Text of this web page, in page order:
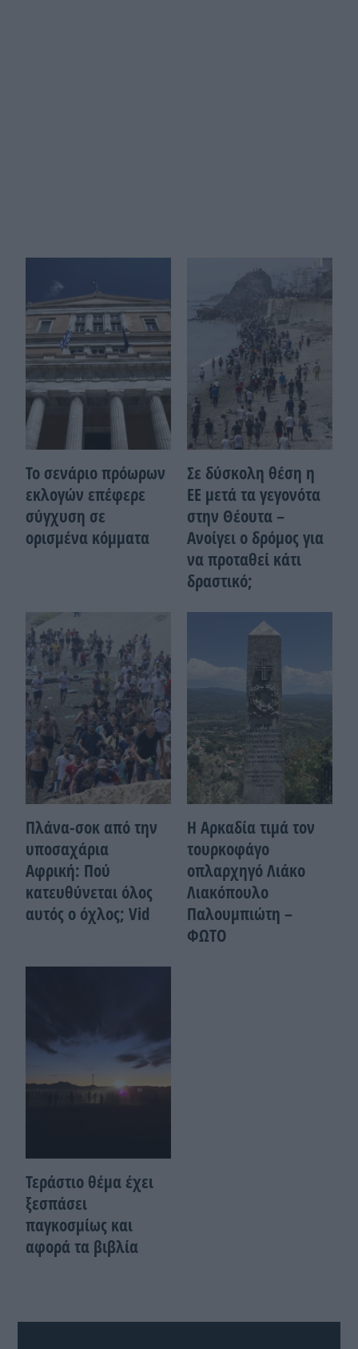
Το σενάριο πρόωρων
εκλογών επέφερε
σύγχυση σε
ορισμένα κόμματα
Σε δύσκολη θέση η
ΕΕ μετά τα γεγονότα
στην Θέουτα –
Ανοίγει ο δρόμος για
να προταθεί κάτι
δραστικό;
Πλάνα-σοκ από την
υποσαχάρια
Αφρική: Πού
κατευθύνεται όλος
αυτός ο όχλος; Vid
Η Αρκαδία τιμά τον
τουρκοφάγο
οπλαρχηγό Λιάκο
Λιακόπουλο
Παλουμπιώτη –
ΦΩΤΟ
Τεράστιο θέμα έχει
ξεσπάσει
παγκοσμίως και
αφορά τα βιβλία